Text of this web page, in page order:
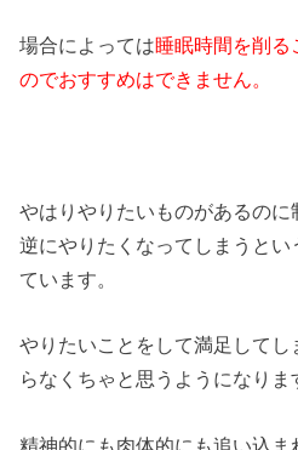
場合によっては睡眠時間を削る
のでおすすめはできません。
やはりやりたいものがあるの
逆にやりたくなってしまうと
ています。
やりたいことをして満足して
らなくちゃと思うようになりま
精神的にも肉体的にも追い込